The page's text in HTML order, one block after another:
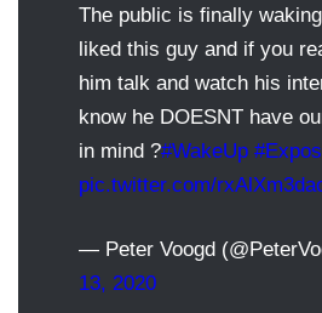
The public is finally
liked this guy and if you
him talk and watch his
know he DOESNT have
in mind ?#WakeUp
pic.twitter.com/
— Peter Voogd
13, 2020